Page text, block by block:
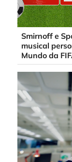
Smirnoff e
musical
Mundo da